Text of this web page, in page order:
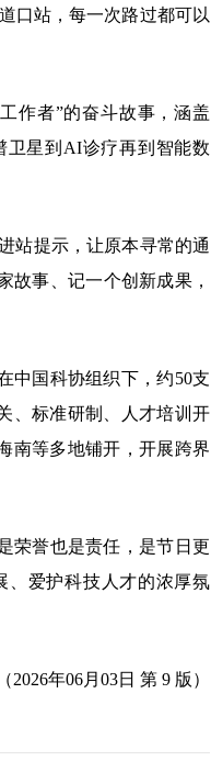
口站，每一次路过都可以
作者”的奋斗故事，涵盖
卫星到AI诊疗再到智能数
站提示，让原本寻常的通
故事、记一个创新成果，
中国科协组织下，约50支
、标准研制、人才培训开
南等多地铺开，开展跨界
荣誉也是责任，是节日更
、爱护科技人才的浓厚氛
年06月03日 第 9 版）